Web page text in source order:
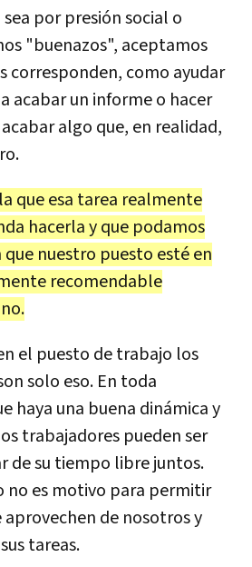
sea por presión social o
"buenazos", aceptamos
corresponden, como ayudar
acabar un informe o hacer
algo que, en realidad,
que esa tarea realmente
hacerla y que podamos
nuestro puesto esté en
recomendable
el puesto de trabajo los
solo eso. En toda
haya una buena dinámica y
trabajadores pueden ser
de su tiempo libre juntos.
no es motivo para permitir
aprovechen de nosotros y
tareas.